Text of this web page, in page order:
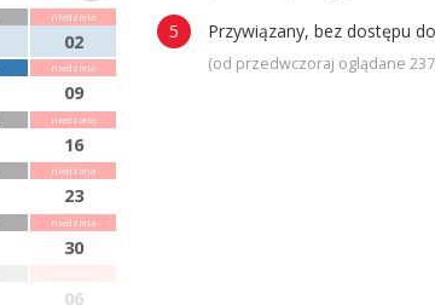
niedziela
02
niedziela
09
niedziela
16
niedziela
23
niedziela
30
06
Przywiązany, bez dostępu
(od przedwczoraj oglądane